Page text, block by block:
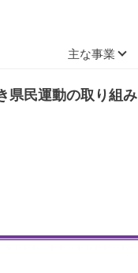
主な事業
県民運動の取り組み